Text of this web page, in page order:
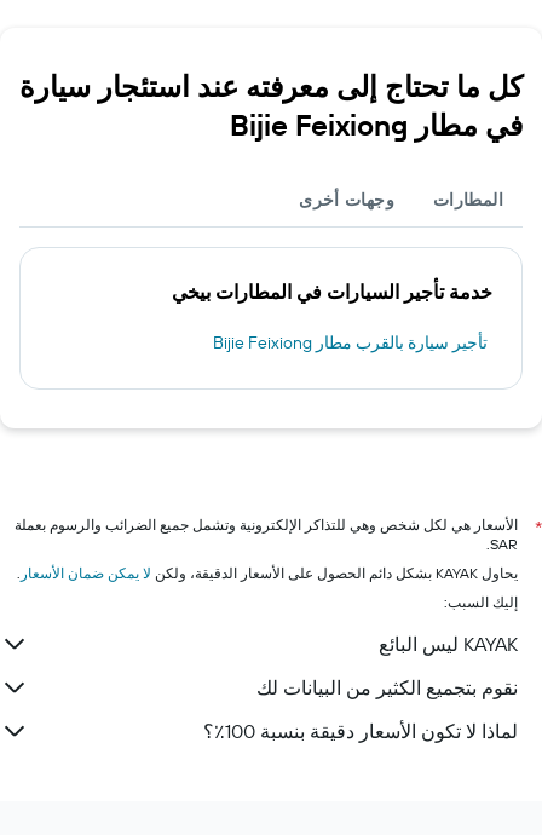
كل ما تحتاج إلى معرفته عند استئجار سيارة
في مطار Bijie Feixiong
المطارات وجهات أخرى
خدمة تأجير السيارات في المطارات بيخي
تأجير سيارة بالقرب مطار Bijie Feixiong
*
الأسعار هي لكل شخص وهي للتذاكر الإلكترونية وتشمل جميع الضرائب والرسوم بعملة
SAR.
يحاول KAYAK بشكل دائم الحصول على الأسعار الدقيقة، ولكن
لا يمكن ضمان الأسعار .
إليك السبب:
KAYAK ليس البائع
نقوم بتجميع الكثير من البيانات لك
لماذا لا تكون الأسعار دقيقة بنسبة 100٪؟